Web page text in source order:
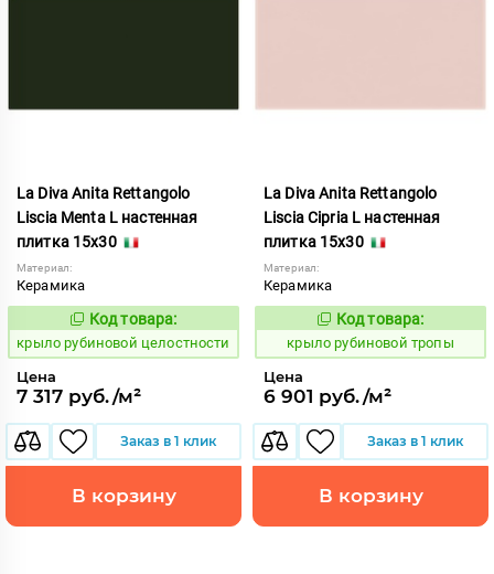
La Diva Anita Rettangolo
Liscia Menta L настенная
плитка 15x30
Материал:
Керамика
838118
Код товара:
крыло рубиновой целостности
Цена
7 317 руб./м²
Заказ в 1 клик
В корзину
La Diva Anita Rettangolo
Liscia Cipria L настенная
плитка 15x30
Материал:
Керамика
838108
Код товара:
крыло рубиновой тропы
Цена
6 901 руб./м²
Заказ в 1 клик
В корзину